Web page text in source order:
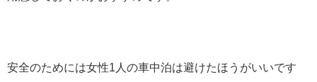
安全のためには女性1人の車中泊は避けたほうがいいです